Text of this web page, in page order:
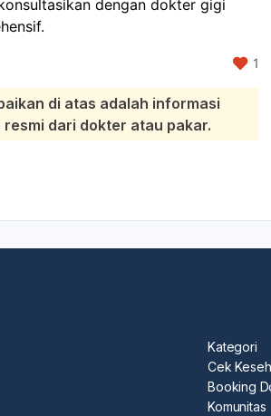
dengan dokter gigi
1
di atas adalah informasi
dari dokter atau pakar.
Kategori
Cek
Booking
Komunitas